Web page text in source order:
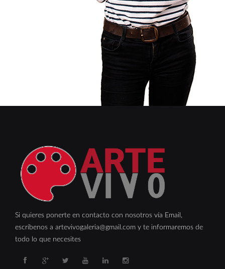
Si quieres ponerte en contacto con nosotros vía Email,
escríbenos a artevivogaleria@gmail.com y te informaremos de
todo lo que necesites